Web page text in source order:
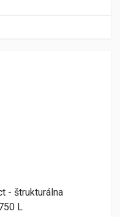
- štrukturálna
L